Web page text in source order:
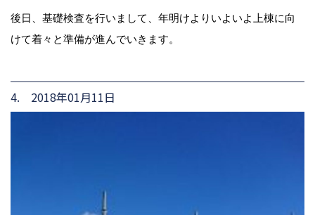
後日、基礎検査を行いまして、年明けよりいよいよ上棟に向
けて着々と準備が進んでいきます。
4. 2018年01月11日